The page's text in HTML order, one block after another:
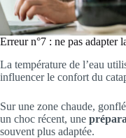
Erreur n°7 : ne pas adapter
La température de l’eau
influencer le confort du
Sur une zone chaude,
un choc récent, une
souvent plus adaptée.